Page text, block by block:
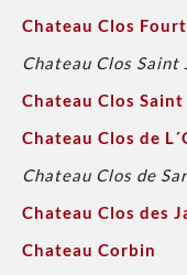
Chateau Clos
Chateau Clos Saint
Chateau Clos
Chateau Clos de
Chateau Clos de
Chateau Clos des
Chateau Corbin